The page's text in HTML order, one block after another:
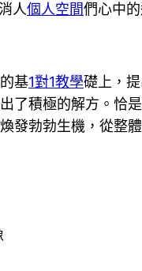
人個人空間們心中
基1對1教學礎上，
了積極的解方。恰
發勃勃生機，從整